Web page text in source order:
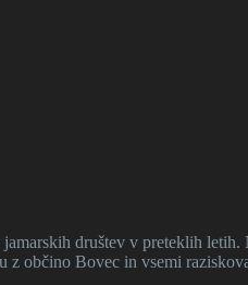
društev v preteklih letih.
občino Bovec in vsemi